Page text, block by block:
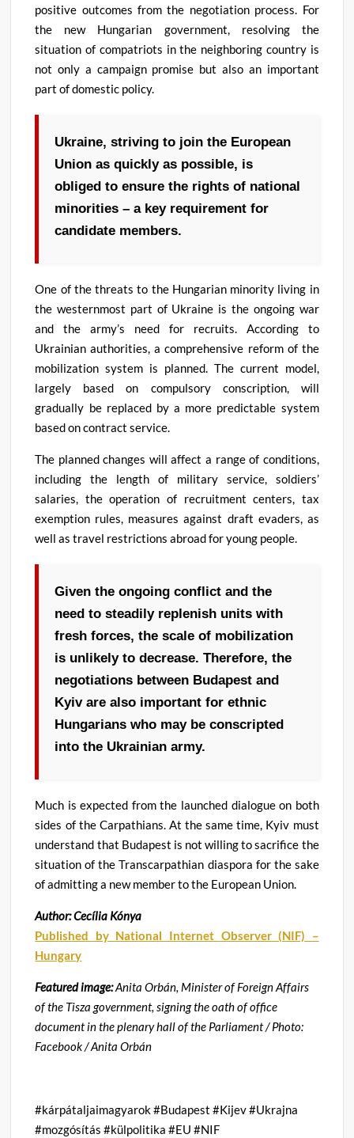
positive outcomes from the negotiation process. For
the new Hungarian government, resolving the
situation of compatriots in the neighboring country is
not only a campaign promise but also an important
part of domestic policy.
Ukraine, striving to join the European
Union as quickly as possible, is
obliged to ensure the rights of national
minorities – a key requirement for
candidate members.
One of the threats to the Hungarian minority living in
the westernmost part of Ukraine is the ongoing war
and the army’s need for recruits. According to
Ukrainian authorities, a comprehensive reform of the
mobilization system is planned. The current model,
largely based on compulsory conscription, will
gradually be replaced by a more predictable system
based on contract service.
The planned changes will affect a range of conditions,
including the length of military service, soldiers’
salaries, the operation of recruitment centers, tax
exemption rules, measures against draft evaders, as
well as travel restrictions abroad for young people.
Given the ongoing conflict and the
need to steadily replenish units with
fresh forces, the scale of mobilization
is unlikely to decrease.Therefore, the
negotiations between Budapest and
Kyiv are also important for ethnic
Hungarians who may be conscripted
into the Ukrainian army.
Much is expected from the launched dialogue on both
sides of the Carpathians. At the same time, Kyiv must
understand that Budapest is not willing to sacrifice the
situation of the Transcarpathian diaspora for the sake
of admitting a new member to the European Union.
Author: Cecília Kónya
Published by National Internet Observer (NIF) –
Hungary
Featured image:Anita Orbán, Minister of Foreign Affairs
of the Tisza government, signing the oath of office
document in the plenary hall of the Parliament / Photo:
Facebook / Anita Orbán
#kárpátaljaimagyarok #Budapest #Kijev #Ukrajna
#mozgósítás #külpolitika #EU #NIF